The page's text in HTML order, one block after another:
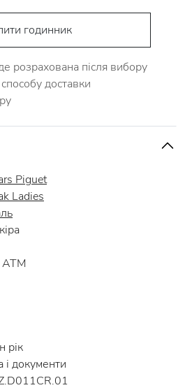
годинник
розрахована після вибору
доставки
Piguet
Ladies
АТМ
рік
і документи